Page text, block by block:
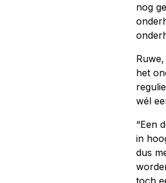
nog
het
wél
“Een
in
dus